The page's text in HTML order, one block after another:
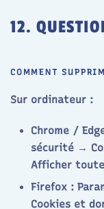
12.
COMMENT
Sur ordinateur :
Chrome /
sécurité →
Afficher
Firefox :
Cookies et